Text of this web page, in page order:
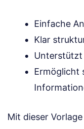
Einfache
Klar
Ermöglicht
Mit dieser